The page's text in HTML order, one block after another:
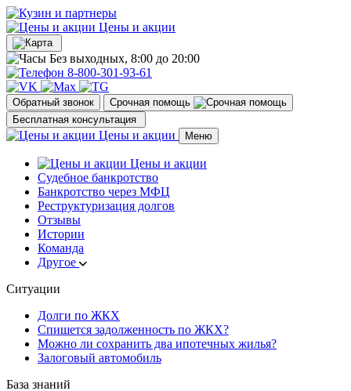
Цены и акции
Без выходных, 8:00 до 20:00
8-800-301-93-61
Обратный звонок
Срочная помощь
Бесплатная консультация
Цены и акции Меню
Цены и акции
Судебное банкротство
Банкротство через МФЦ
Реструктуризация долгов
Отзывы
Истории
Команда
Другое
Ситуации
Долги по ЖКХ
Спишется задолженность по ЖКХ?
Можно ли сохранить два ипотечных жилья?
Залоговый автомобиль
База знаний